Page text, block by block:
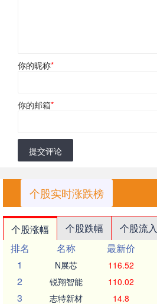
你的昵称*
你的邮箱*
提交评论
个股实时涨跌榜
个股涨幅 个股跌幅 个股流入
排名
名称 最新价
1
N展芯 116.52
2 锐翔智能 110.02
3 志特新材 14.8